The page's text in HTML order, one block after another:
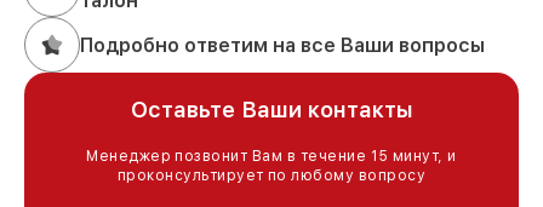
Подробно ответим на все Ваши вопросы
Оставьте Ваши контакты
Менеджер позвонит Вам в течение 15 минут, и
проконсультирует по любому вопросу